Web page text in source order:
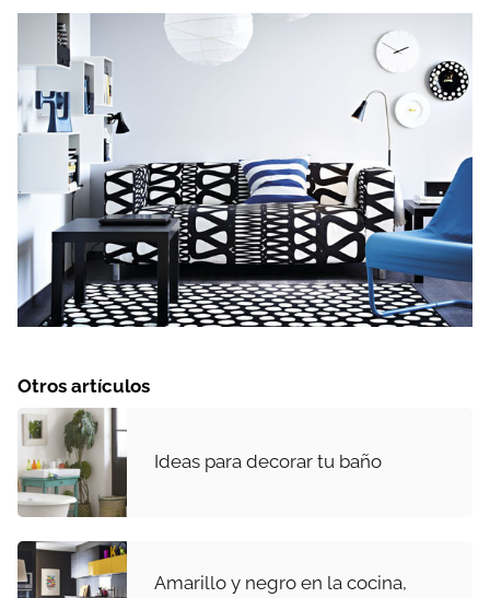
Otros artículos
Ideas para decorar tu baño
Amarillo y negro en la cocina,